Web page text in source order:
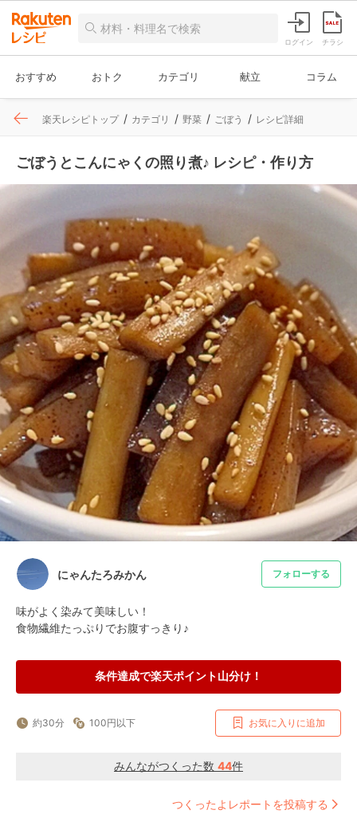
ログイン チラシ
おすすめ おトク カテゴリ 献立 コラム
楽天レシピトップ カテゴリ 野菜 ごぼう レシピ詳細
ごぼうとこんにゃくの照り煮♪ レシピ・作り方
にゃんたろみかん フォローする
味がよく染みて美味しい！
食物繊維たっぷりでお腹すっきり♪
条件達成で楽天ポイント山分け！
約30分 100円以下 お気に入りに追加
みんながつくった数 44件
つくったよレポートを投稿する